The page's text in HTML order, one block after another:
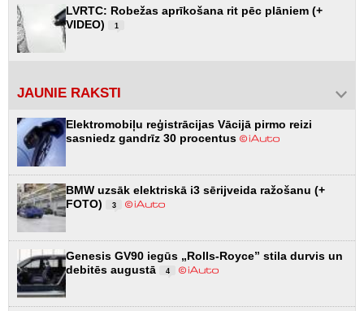
LVRTC: Robežas aprīkošana rit pēc plāniem (+
VIDEO)
1
JAUNIE RAKSTI
Elektromobiļu reģistrācijas Vācijā pirmo reizi
sasniedz gandrīz 30 procentus
BMW uzsāk elektriskā i3 sērijveida ražošanu (+
FOTO)
3
Genesis GV90 iegūs „Rolls-Royce” stila durvis un
debitēs augustā
4